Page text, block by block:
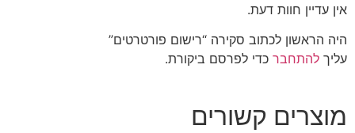
אין עדיין חוות דעת.
היה הראשון לכתוב סקירה “רישום פורטרטים”
עליך להתחבר כדי לפרסם ביקורת.
מוצרים קשורים